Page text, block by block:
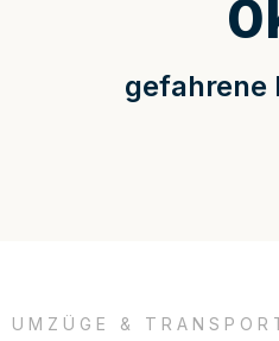
gefahrene
0
UMZÜGE &